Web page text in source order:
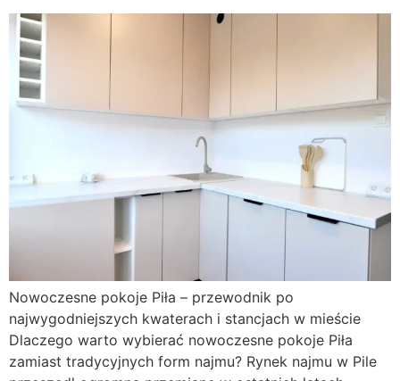
Nowoczesne pokoje Piła – przewodnik po
najwygodniejszych kwaterach i stancjach w mieście
Dlaczego warto wybierać nowoczesne pokoje Piła
zamiast tradycyjnych form najmu? Rynek najmu w Pile